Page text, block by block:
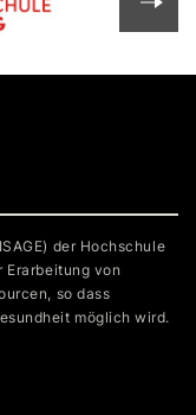
der Hochschule
Erarbeitung von
so dass
möglich wird.